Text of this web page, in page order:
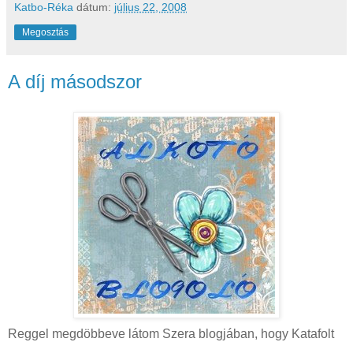
Katbo-Réka dátum: július 22, 2008
Megosztás
A díj másodszor
Reggel megdöbbeve látom Szera blogjában, hogy Katafolt